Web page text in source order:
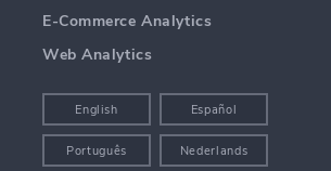
E-Commerce Analytics
Web Analytics
English Español
Português Nederlands